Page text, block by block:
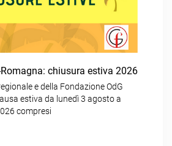
chiusura estiva 2026
e della Fondazione OdG
estiva da lunedì 3 agosto a
compresi